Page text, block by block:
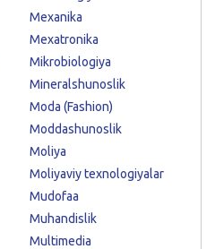
Mexanika
Mexatronika
Mikrobiologiya
Mineralshunoslik
Moda (Fashion)
Moddashunoslik
Moliya
Moliyaviy texnologiyalar
Mudofaa
Muhandislik
Multimedia